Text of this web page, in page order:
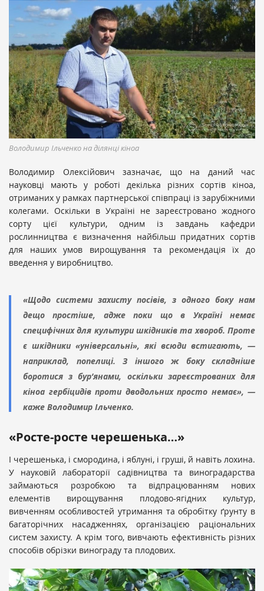
Володимир Ільченко на ділянці кіноа
Володимир Олексійович зазначає, що на даний час
науковці мають у роботі декілька різних сортів кіноа,
отриманих у рамках партнерської співпраці із зарубіжними
колегами. Оскільки в Україні не зареєстровано жодного
сорту цієї культури, одним із завдань кафедри
рослинництва є визначення найбільш придатних сортів
для наших умов вирощування та рекомендація їх до
введення у виробництво.
«Щодо системи захисту посівів, з одного боку нам
дещо простіше, адже поки що в Україні немає
специфічних для культури шкідників та хвороб. Проте
є шкідники «універсальні», які всюди встигають, —
наприклад, попелиці. З іншого ж боку складніше
боротися з бур’янами, оскільки зареєстрованих для
кіноа гербіцидів проти дводольних просто немає», —
каже Володимир Ільченко.
«Росте-росте черешенька…»
І черешенька, і смородина, і яблуні, і груші, й навіть лохина.
У науковій лабораторії садівництва та виноградарства
займаються розробкою та відпрацюванням нових
елементів вирощування плодово-ягідних культур,
вивченням особливостей утримання та обробітку ґрунту в
багаторічних насадженнях, організацією раціональних
систем захисту. А крім того, вивчають ефективність різних
способів обрізки винограду та плодових.